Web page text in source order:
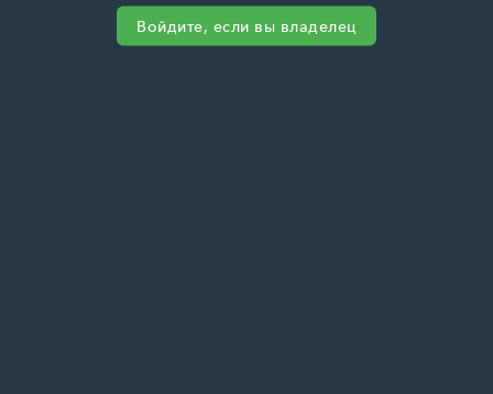
Войдите, если вы владелец